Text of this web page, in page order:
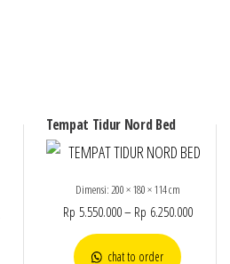
Tempat Tidur Nord Bed
Dimensi: 200 × 180 × 114 cm
Rp 5.550.000– Rp 6.250.000
chat to order